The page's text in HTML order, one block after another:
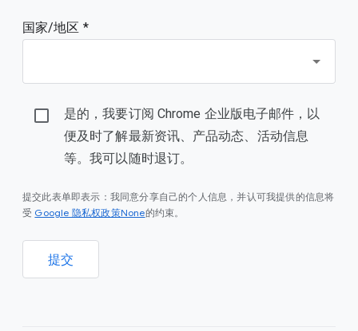
国家/地区 *
是的，我要订阅 Chrome 企业版电子邮件，以
便及时了解最新资讯、产品动态、活动信息
等。我可以随时退订。
提交此表单即表示：我同意分享自己的个人信息，并认可我提供的信息将
受 Google 隐私权政策None的约束。
提交